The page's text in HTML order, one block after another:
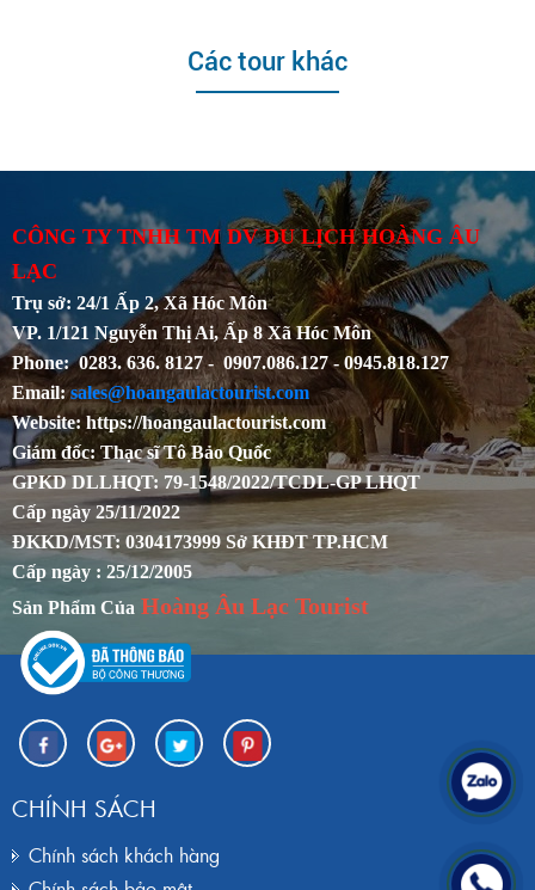
Các tour khác
CÔNG TY TNHH TM DV DU LỊCH HOÀNG ÂU
LẠC
Trụ sở: 24/1 Ấp 2, Xã Hóc Môn
VP. 1/121 Nguyễn Thị Ai, Ấp 8 Xã Hóc Môn
Phone: 0283. 636. 8127 - 0907.086.127 - 0945.818.127
Email:sales@hoangaulactourist.com
Website: https://hoangaulactourist.com
Giám đốc: Thạc sĩ Tô Bảo Quốc
GPKD DLLHQT: 79-1548/2022/TCDL-GP LHQT
Cấp ngày 25/11/2022
ĐKKD/MST: 0304173999 Sở KHĐT TP.HCM
Cấp ngày : 25/12/2005
Sản Phẩm Của Hoàng Âu Lạc Tourist
CHÍNH SÁCH
Chính sách khách hàng